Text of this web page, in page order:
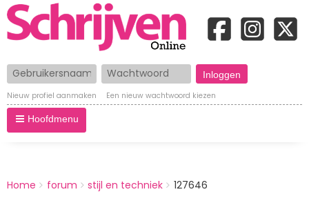
Gebruikersnaam Wachtwoord
Nieuw profiel aanmaken Een nieuw wachtwoord kiezen
Hoofdmenu
BREADCRUMBS
You
Home forum stijl en techniek 127646